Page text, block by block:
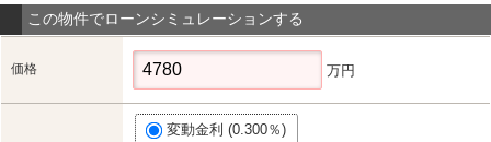
この物件でローンシミュレーションする
価格 万円
変動金利 (0.300％)